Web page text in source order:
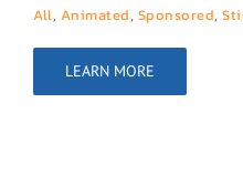
All, Animated, Sponsored,
LEARN MORE